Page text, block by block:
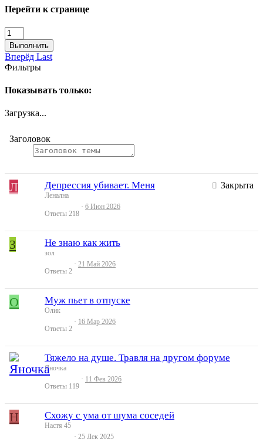
Перейти к странице
Выполнить
Вперёд Last
Фильтры
Показывать только:
Загрузка...
Заголовок
Л Закрыта
Депрессия убивает. Меня
Ленална
Ответы 218
6 Июн 2026
З Не знаю как жить
зол
Ответы 2
21 Май 2026
О Муж пьет в отпуске
Олик
Ответы 2
16 Мар 2026
Тяжело на душе. Травля на другом форуме
Яночка
Ответы 119
11 Фев 2026
Н Схожу с ума от шума соседей
Настя 45
25 Дек 2025